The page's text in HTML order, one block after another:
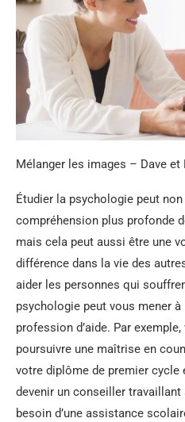
Mélanger les images – Dave
Étudier la psychologie peut
compréhension plus profonde
mais cela peut aussi être une
différence dans la vie des
aider les personnes qui
psychologie peut vous mener à
profession d’aide. Par
poursuivre une maîtrise en
votre diplôme de premier cycle
devenir un conseiller
besoin d’une assistance